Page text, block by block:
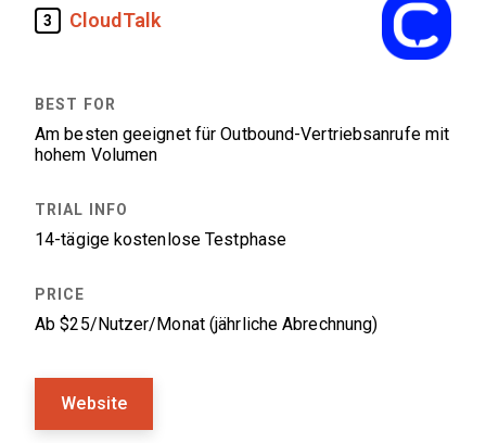
3 CloudTalk
Am besten geeignet für Outbound-Vertriebsanrufe mit
hohem Volumen
14-tägige kostenlose Testphase
Ab $25/Nutzer/Monat (jährliche Abrechnung)
Website